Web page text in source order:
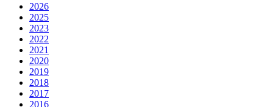
2026
2025
2023
2022
2021
2020
2019
2018
2017
2016